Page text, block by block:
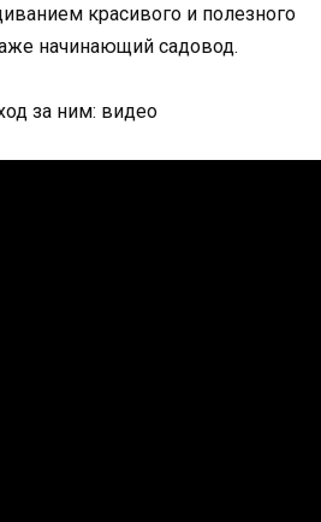
красивого и полезного
начинающий садовод.
за ним: видео